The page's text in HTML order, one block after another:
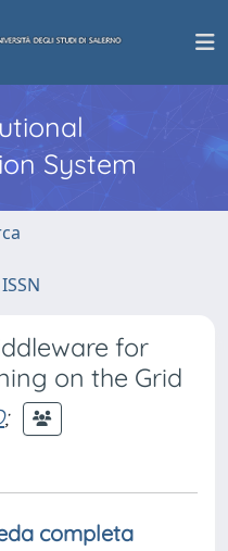
System
for
on the Grid
;
completa